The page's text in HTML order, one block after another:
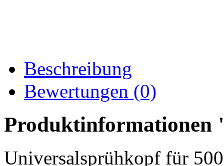
Beschreibung
Bewertungen (0)
Universalsprühkopf für